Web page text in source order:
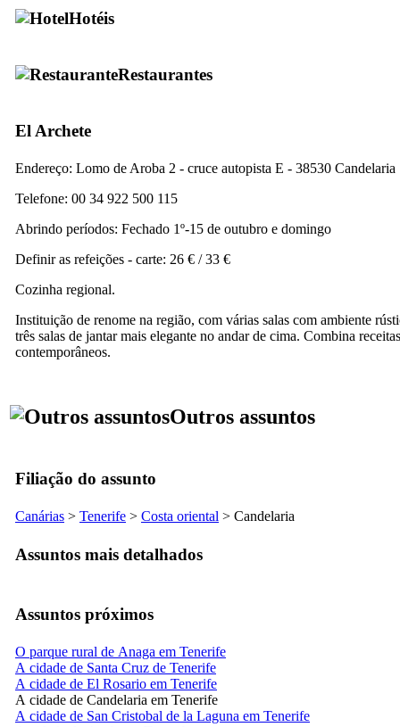
Hotéis
Restaurantes
El Archete
Endereço: Lomo de Aroba 2 - cruce autopista E - 38530 Candelaria
Telefone: 00 34 922 500 115
Abrindo períodos: Fechado 1º-15 de outubro e domingo
Definir as refeições - carte: 26 € / 33 €
Cozinha regional.
Instituição de renome na região, com várias salas com ambiente
três salas de jantar mais elegante no andar de cima. Combina
contemporâneos.
Outros assuntos
Filiação do assunto
Canárias > Tenerife > Costa oriental > Candelaria
Assuntos mais detalhados
Assuntos próximos
O parque rural de Anaga em Tenerife
A cidade de Santa Cruz de Tenerife
A cidade de El Rosario em Tenerife
A cidade de Candelaria em Tenerife
A cidade de San Cristobal de la Laguna em Tenerife